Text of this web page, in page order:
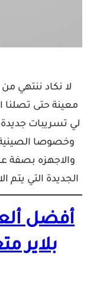
لا نكاد ننتهي
معينة حتى تصلنا
لي تسريبات
وخصوصا
والاجهزه بصفة
الجديدة التي
بلاير